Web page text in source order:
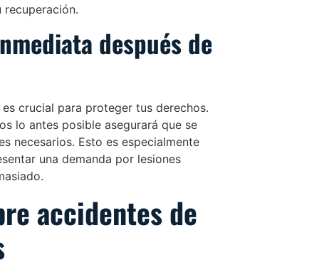
después de
crucial para proteger tus derechos.
lo antes posible asegurará que se
necesarios. Esto es especialmente
una demanda por lesiones
accidentes de